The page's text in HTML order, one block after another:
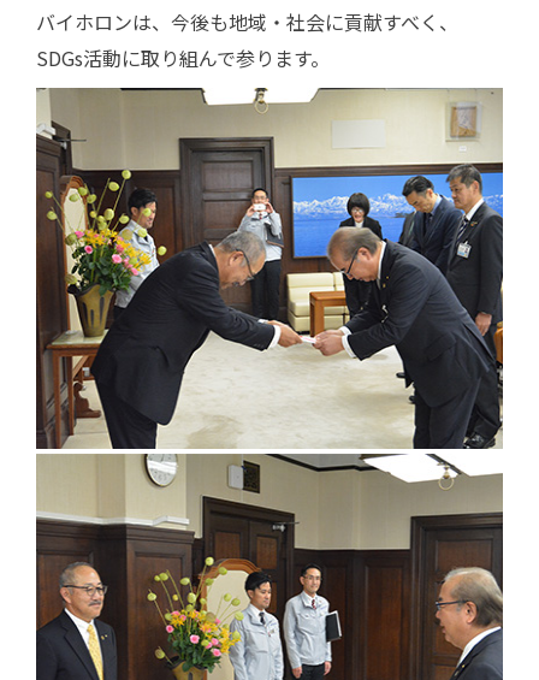
バイホロンは、今後も地域・社会に貢献すべく、
SDGs活動に取り組んで参ります。